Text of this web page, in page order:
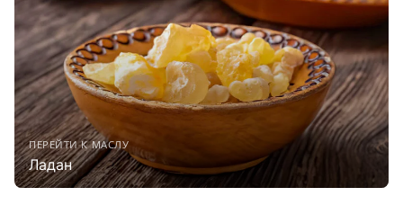
ПЕРЕЙТИ К МАСЛУ
Ладан